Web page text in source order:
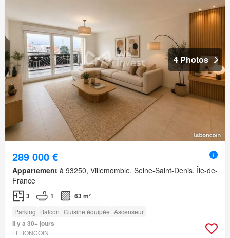
4 Photos
289 000 €
Appartement à 93250, Villemomble, Seine-Saint-Denis, Île-de-
France
3 1 63 m²
Parking Balcon Cuisine équipée Ascenseur
Il y a 30+ jours
LEBONCOIN